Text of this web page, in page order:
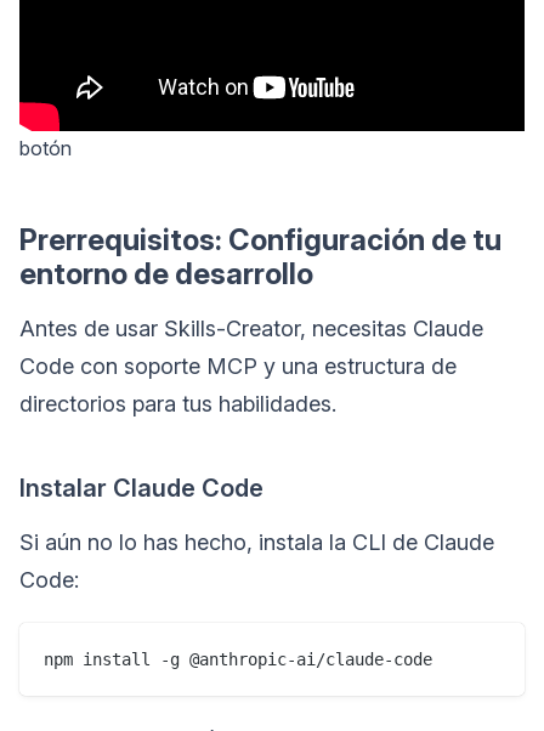
botón
Prerrequisitos: Configuración de tu
entorno de desarrollo
Antes de usar Skills-Creator, necesitas Claude
Code con soporte MCP y una estructura de
directorios para tus habilidades.
Instalar Claude Code
Si aún no lo has hecho, instala la CLI de Claude
Code: